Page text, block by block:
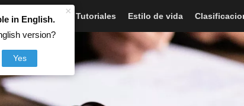
×
in English.
version?
Yes
Noticias Tutoriales Estilo de vida